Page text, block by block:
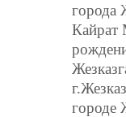
города
Кайрат
городе